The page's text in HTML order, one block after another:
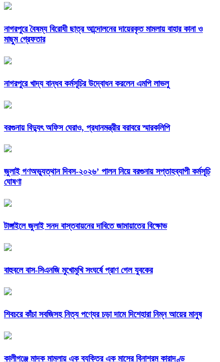
নাগরপুরে বৈষম্য বিরোধী ছাত্র আন্দোলনের দায়েরকৃত মামলায় বাহার কানা ও
মাছুম গ্রেফতার
নাগরপুরে খাদ্য বান্ধব কর্মসূচির উদ্বোধন করলেন এমপি লাভলু
বরগুনায় বিদ্যুৎ অফিস ঘেরাও, প্রধানমন্ত্রীর বরাবরে স্মারকলিপি
জুলাই গণঅভ্যুত্থান দিবস-২০২৬’ পালন নিয়ে বরগুনায় সপ্তাহব্যাপী কর্মসূচি
ঘোষণা
টাঙ্গাইলে জুলাই সনদ বাস্তবায়নের দাবিতে জামায়াতের বিক্ষোভ
বাহুবলে বাস-সিএনজি মুখোমুখি সংঘর্ষে প্রাণ গেল যুবকের
শিবচরে কাঁচা সবজিসহ নিত্য পণ্যের চড়া দামে দিশেহারা নিম্ন আয়ের মানুষ
কালীগঞ্জে মাদক মামলায় এক ব্যক্তির এক মাসের বিনাশ্রম কারাদণ্ড